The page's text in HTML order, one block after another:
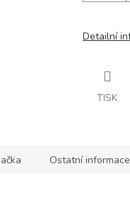
Detailní
TISK
Ostatní informace